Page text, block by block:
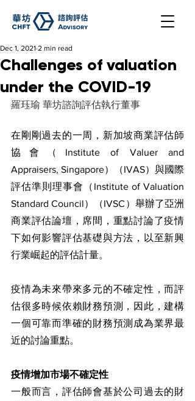
Challenges of valuation
under the COVID-19
Dec 1, 2021 2 min read
羅珏瑜 華坊諮詢評估執行董事
在剛剛過去的一周，新加坡商業評估師
協會（Institute of Valuer and
Appraisers, Singapore）（IVAS）與國際
評估準則理事會（Institute of Valuation
Standard Council）（IVSC）舉辦了亞洲
商業評估論壇，席間，重點討論了疫情
下如何影響評估基礎與方法，以至新興
行業崛起的評估計量。
疫情為未來帶來多元的不確定性，而評
估很多時候依賴財務預測，因此，建構
一個可靠而準確的財務預測成為業界最
近的討論重點。
疫情增加市場不確定性
一般而言，評估師會基於公司過去的財